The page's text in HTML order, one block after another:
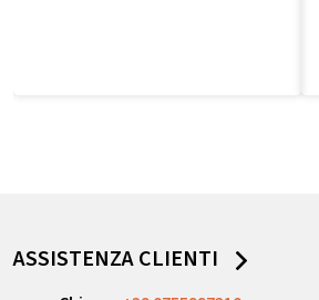
ASSISTENZA CLIENTI